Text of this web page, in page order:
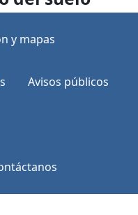
y mapas
Avisos públicos